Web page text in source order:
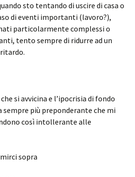
sto tentando di uscire di casa o
di eventi importanti (lavoro?),
particolarmente complessi o
tento sempre di ridurre ad un
si avvicina e l’ipocrisia di fondo
sempre più preponderante che mi
così intollerante alle
sopra